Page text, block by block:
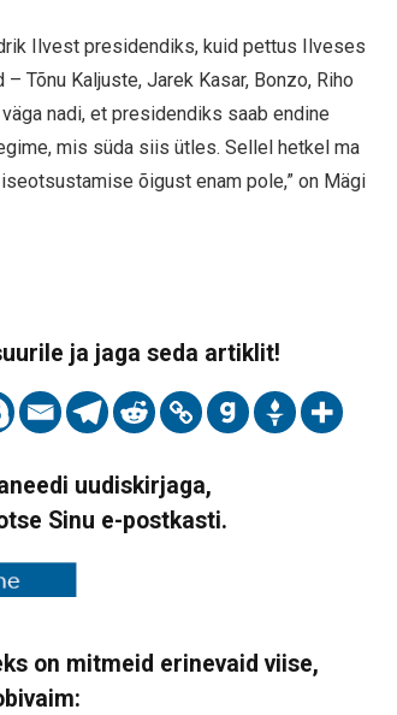
Ilvest presidendiks, kuid pettus Ilveses
Tõnu Kaljuste, Jarek Kasar, Bonzo, Riho
nadi, et presidendiks saab endine
mis süda siis ütles. Sellel hetkel ma
õigust enam pole,” on Mägi
ja jaga seda artiklit!
uudiskirjaga,
Sinu e-postkasti.
on mitmeid erinevaid viise,